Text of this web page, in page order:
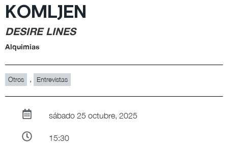
KOMLJEN
DESIRE LINES
Alquimias
Otros , Entrevistas
sábado 25 octubre, 2025
15:30